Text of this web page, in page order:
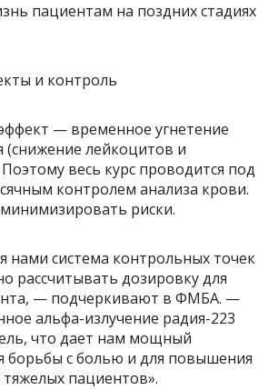
пациентам на поздних стадиях
и контроль
— временное угнетение
(снижение лейкоцитов и
весь курс проводится под
контролем анализа крови.
риски.
нами система контрольных точек
рассчитывать дозировку для
— подчеркивают в ФМБА. —
альфа-излучение радия-223
что дает нам мощный
борьбы с болью и для повышения
пациентов».